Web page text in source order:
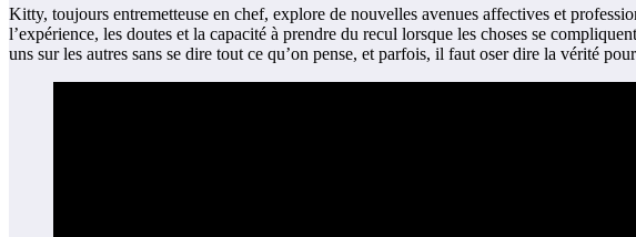
Kitty, toujours entremetteuse en chef, explore de nouvelles avenues affectives et
l’expérience, les doutes et la capacité à prendre du recul lorsque les choses se
uns sur les autres sans se dire tout ce qu’on pense, et parfois, il faut oser dire la vérité